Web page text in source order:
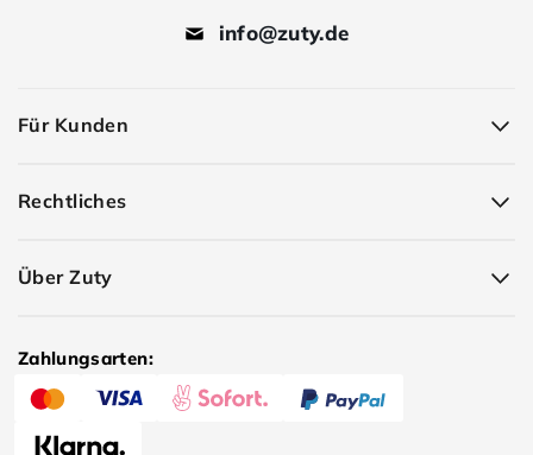
info@zuty.de
Für Kunden
Rechtliches
Über Zuty
Zahlungsarten: